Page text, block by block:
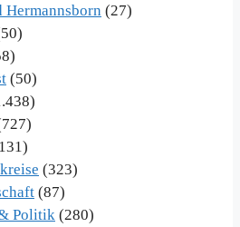
Hermannsborn (27)
(50)
(323)
(87)
Politik (280)